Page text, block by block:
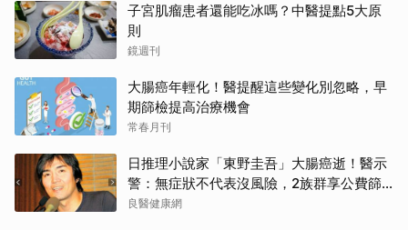
子宮肌瘤患者還能吃冰嗎？中醫提點5大原
則
鏡週刊
大腸癌年輕化！醫提醒這些變化別忽略，早
期篩檢提高治療機會
常春月刊
日推理小說家「東野圭吾」大腸癌逝！醫示
警：無症狀不代表沒風險，2族群享公費篩
檢
良醫健康網